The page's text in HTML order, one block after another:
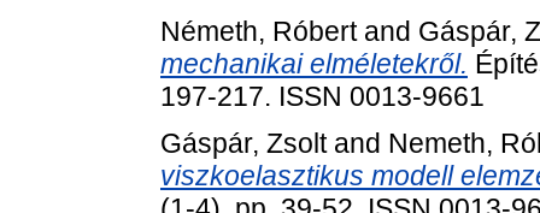
Németh, Róbertand Gáspár,
mechanikai elméletekről.
197-217. ISSN 0013-9661
Gáspár, Zsoltand Nemeth,
viszkoelasztikus modell